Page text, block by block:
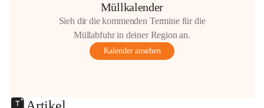
Müllkalender
Sieh dir die kommenden Termine für die
Müllabfuhr in deiner Region an.
Kalender ansehen